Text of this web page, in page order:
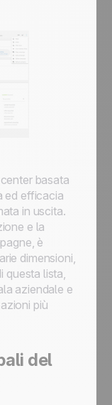
basata
ed efficacia
in uscita.
e la
è
dimensioni,
questa lista,
aziendale e
più
del